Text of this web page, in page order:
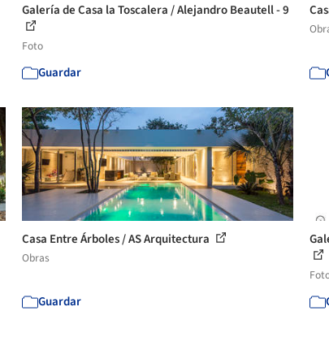
Galería de Casa la Toscalera / Alejandro Beautell - 9
Foto
Guardar
Casa Entre Árboles / AS Arquitectura
Obras
Guardar